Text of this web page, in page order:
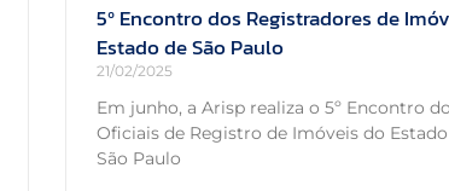
5º Encontro dos Registradores de
Estado de São Paulo
21/02/2025
Em junho, a Arisp realiza o 5º Encontro
Oficiais de Registro de Imóveis do
São Paulo